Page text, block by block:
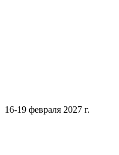
16-19 февраля 2027 г.